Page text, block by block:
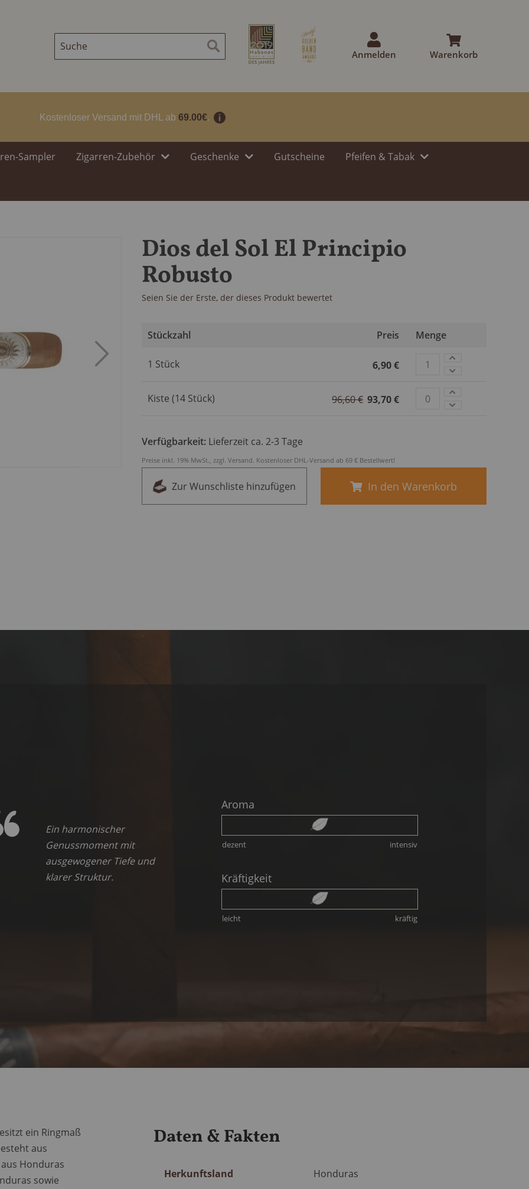
Warenkorb
Suche
Anmelden
Kostenloser Versand mit DHL ab 69.00€.
Sampler Zigarren-Zubehör Geschenke Gutscheine Pfeifen & Tabak
Dios del Sol El Principio
Robusto
Seien Sie der Erste, der dieses Produkt bewertet
für
Produkt
Stückzahl Preis Menge
1 Stück 6,90 €
Kiste (14 Stück) 93,70 €
96,60 €
Verfügbarkeit: Lieferzeit ca. 2-3 Tage
Preise inkl. 19% MwSt., zzgl. Versand. Kostenloser DHL-Versand ab 69 € Bestellwert!
Zur Wunschliste hinzufügen In den Warenkorb
Ein harmonischer
Genussmoment mit
ausgewogener Tiefe und
klarer Struktur.
Aroma
dezent intensiv
Kräftigkeit
leicht kräftig
ein Ringmaß
aus
Honduras
sowie
Daten & Fakten
Mehr
Herkunftsland Honduras